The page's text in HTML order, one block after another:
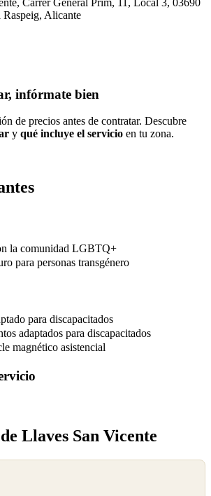
Carrer General Prim, 11, Local 3, 03690
Raspeig, Alicante
infórmate bien
de precios antes de contratar. Descubre
y qué incluye el servicio en tu zona.
la comunidad LGBTQ+
para personas transgénero
para discapacitados
adaptados para discapacitados
magnético asistencial
Llaves San Vicente